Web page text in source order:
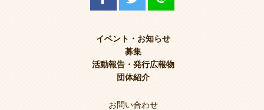
イベント・お知らせ
募集
活動報告・発行広報物
団体紹介
お問い合わせ